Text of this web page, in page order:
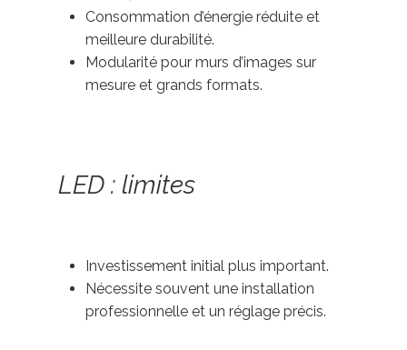
Consommation d’énergie réduite et
meilleure durabilité.
Modularité pour murs d’images sur
mesure et grands formats.
LED : limites
Investissement initial plus important.
Nécessite souvent une installation
professionnelle et un réglage précis.